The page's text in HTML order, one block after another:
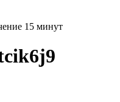
15 минут